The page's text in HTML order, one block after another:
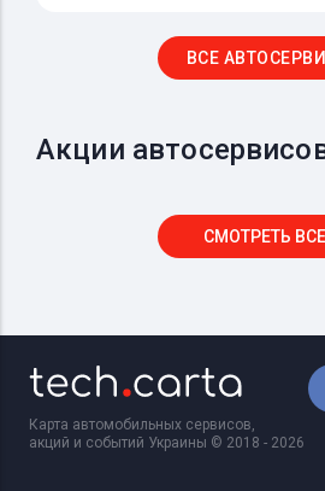
ВСЕ
Акции
СМОТРЕТЬ ВСЕ
Карта автомобильных сервисов,
акций и событий Украины © 2018 - 2026